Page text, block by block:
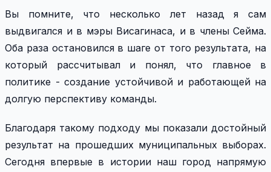
Вы помните, что несколько лет назад я сам
выдвигался и в мэры Висагинаса, и в члены Сейма.
Оба раза остановился в шаге от того результата, на
который рассчитывал и понял, что главное в
политике - создание устойчивой и работающей на
долгую перспективу команды.
Благодаря такому подходу мы показали достойный
результат на прошедших муниципальных выборах.
Сегодня впервые в истории наш город напрямую